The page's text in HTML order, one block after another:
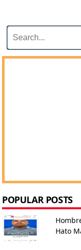
POPULAR POSTS
Hato